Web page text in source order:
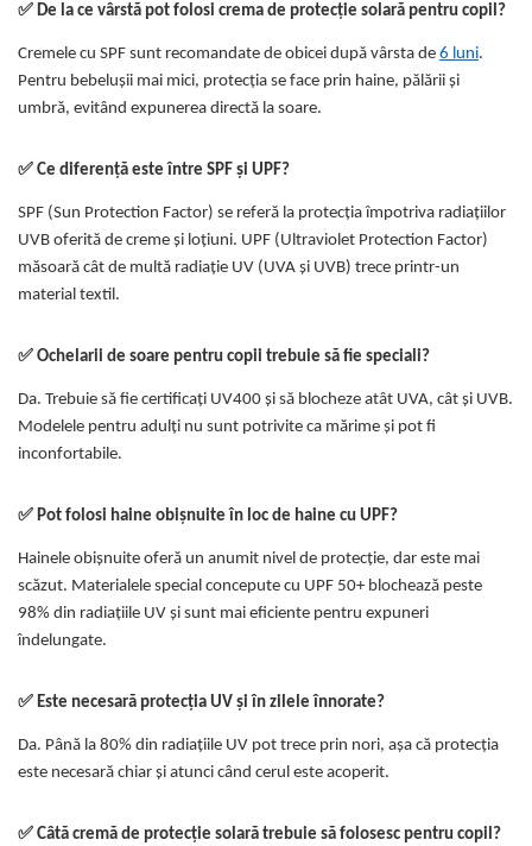
✅ De la ce vârstă pot folosi crema de protecție solară pentru copil?
Cremele cu SPF sunt recomandate de obicei după vârsta de 6 luni.
Pentru bebelușii mai mici, protecția se face prin haine, pălării și
umbră, evitând expunerea directă la soare.
✅ Ce diferență este între SPF și UPF?
SPF (Sun Protection Factor) se referă la protecția împotriva radiațiilor
UVB oferită de creme și loțiuni. UPF (Ultraviolet Protection Factor)
măsoară cât de multă radiație UV (UVA și UVB) trece printr-un
material textil.
✅ Ochelarii de soare pentru copii trebuie să fie speciali?
Da. Trebuie să fie certificați UV400 și să blocheze atât UVA, cât și UVB.
Modelele pentru adulți nu sunt potrivite ca mărime și pot fi
inconfortabile.
✅ Pot folosi haine obișnuite în loc de haine cu UPF?
Hainele obișnuite oferă un anumit nivel de protecție, dar este mai
scăzut. Materialele special concepute cu UPF 50+ blochează peste
98% din radiațiile UV și sunt mai eficiente pentru expuneri
îndelungate.
✅ Este necesară protecția UV și în zilele înnorate?
Da. Până la 80% din radiațiile UV pot trece prin nori, așa că protecția
este necesară chiar și atunci când cerul este acoperit.
✅ Câtă cremă de protecție solară trebuie să folosesc pentru copil?